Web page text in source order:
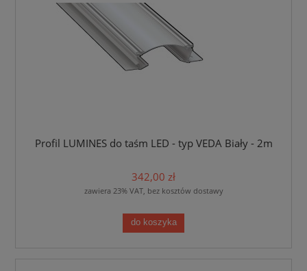
Profil LUMINES do taśm LED - typ VEDA Biały - 2m
342,00 zł
zawiera 23% VAT, bez kosztów dostawy
do koszyka